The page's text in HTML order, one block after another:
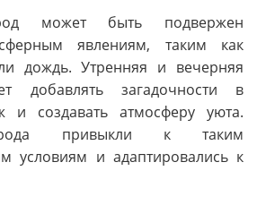
может быть подвержен
явлениям, таким как
дождь. Утренняя и вечерняя
добавлять загадочности в
и создавать атмосферу уюта.
привыкли к таким
условиям и адаптировались к